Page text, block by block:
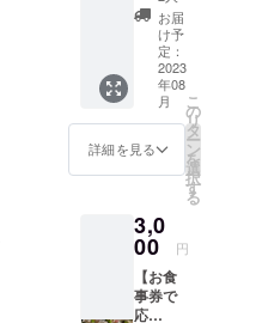
①Insta
gramで
お名前
を掲載
いたし
ます。
載せた
いお名
前を備
考欄に
くださ
い。 (匿
名・会
社名可
です) ②
お礼の
お届
け予
定：
2023
年08
月
詳細を見る
こ
の
リ
タ
ー
ン
を
選
択
す
る
3,0
00 円
【お食
事券で
応